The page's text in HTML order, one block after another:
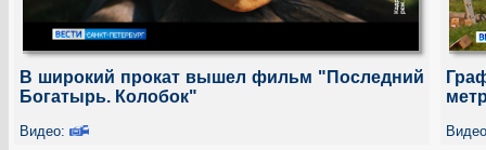
В широкий прокат вышел фильм "Последний
Богатырь. Колобок"
Видео: